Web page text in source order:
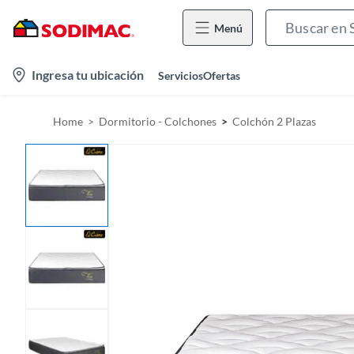
Menú
Ingresa tu ubicación ServiciosOfertas
Home Dormitorio - Colchones Colchón 2 Plazas